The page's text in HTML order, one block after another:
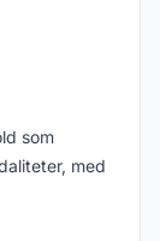
som
med